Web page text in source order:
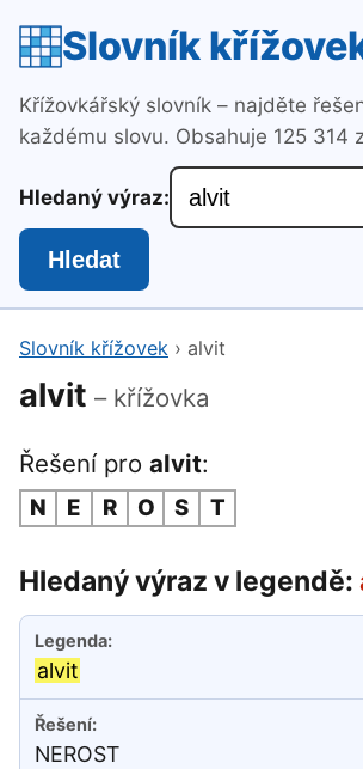
Slovník
Křížovkářský slovník – najděte
každému slovu. Obsahuje 125 314
Hledaný výraz:
Hledat
Slovník křížovek › alvit
alvit – křížovka
Řešení pro alvit:
N E R O S T
Hledaný výraz v legendě:
alvit
NEROST